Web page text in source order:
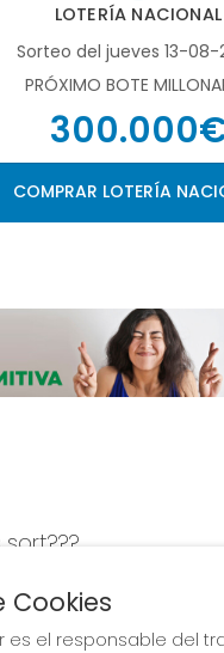
LOTERÍA NACIONAL
Sorteo del jueves 13-08-
PRÓXIMO BOTE
COMPRAR LOTERÍA
Cookies
es el responsable del